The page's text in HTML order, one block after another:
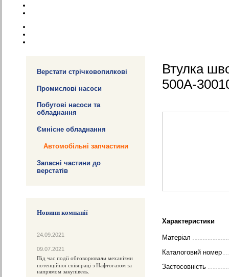
Верстати стрічковопилкові
Промислові насоси
Побутові насоси та
обладнання
Ємнісне обладнання
Автомобільні запчастини
Запасні частини до
верстатів
Новини компанії
24.09.2021
09.07.2021
Під час події обговорювали механізми
потенційної співпраці з Нафтогазом за
напрямом закупівель.
Втулка
500А-
Характеристики
Матеріал
Каталоговий номер
Застосовність